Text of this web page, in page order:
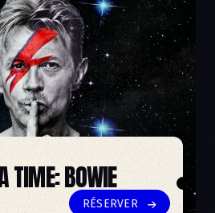
TIME: BOWIE
RÉSERVER